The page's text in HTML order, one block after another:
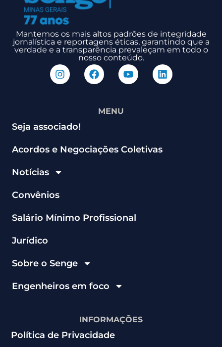
Mantemos os mais altos padrões de integridade
jornalística e reportagens éticas, garantindo que a
verdade e a transparência prevaleçam em todo o
nosso conteúdo.
MENU
Seja associado!
Acordos e Negociações Coletivas
Notícias
Convênios
Salário Mínimo Profissional
Jurídico
Sobre o Senge
Engenheiros em foco
INFORMAÇÕES
Política de Privacidade